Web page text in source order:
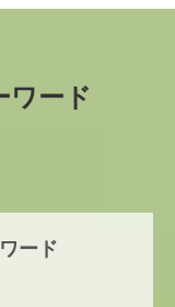
ワード
ード